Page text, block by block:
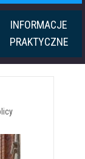
INFORMACJE
PRAKTYCZNE